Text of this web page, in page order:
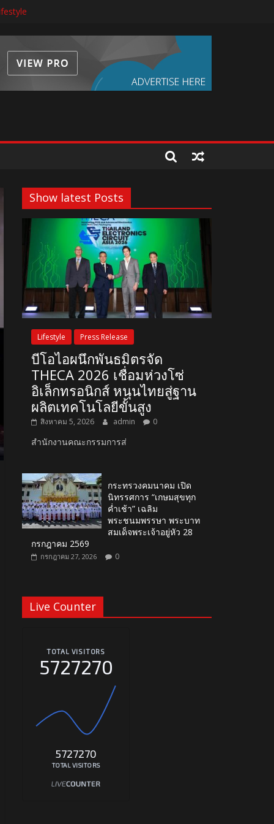
Show latest Posts
Lifestyle Press Release
บีโอไอผนึกพันธมิตรจัด
THECA 2026 เชื่อมห่วงโซ่
อิเล็กทรอนิกส์ หนุนไทยสู่ฐาน
ผลิตเทคโนโลยีขั้นสูง
สิงหาคม 5, 2026 admin 0
สำนักงานคณะกรรมการส่
กระทรวงคมนาคม เปิด
นิทรรศการ “เกษมสุขทุก
ค่ำเช้า” เฉลิม
พระชนมพรรษา พระบาท
สมเด็จพระเจ้าอยู่หัว 28
กรกฎาคม 2569
กรกฎาคม 27, 2026 0
Live Counter
TOTAL VISITORS
5727270
5727270
TOTAL VISITORS